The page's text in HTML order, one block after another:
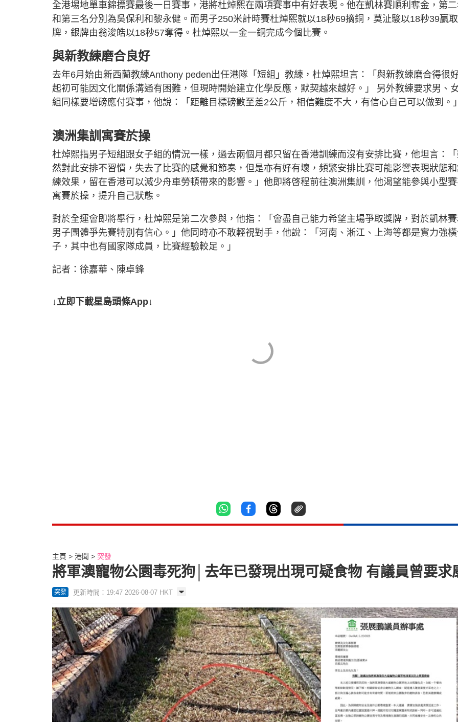
全港埸地單車錦摽賽最後一日賽事，港將杜焯熙在兩項賽事中有好表現。他在凱林賽順利奪金，第
和第三名分別為吳保利和黎永健。而男子250米計時賽杜焯熙就以18秒69摘銅，莫沚駿以18秒39贏
牌，銀牌由翁浚皓以18秒57奪得。杜焯熙以一金一銅完成今個比賽。
與新教練磨合良好
去年6月始由新西蘭教練Anthony peden出任港隊「短組」教練，杜焯熙坦言：「與新教練磨合得很
起初可能因文化關係溝通有困難，但現時開始建立化學反應，默契越來越好。」 另外教練要求男、
組同樣要增磅應付賽事，他說：「距離目標磅數至差2公斤，相信難度不大，有信心自己可以做到。
澳洲集訓寓賽於操
杜焯熙指男子短組跟女子組的情況一樣，過去兩個月都只留在香港訓練而沒有安排比賽，他坦言：
然對此安排不習慣，失去了比賽的感覺和節奏，但是亦有好有壞，頻繁安排比賽可能影響表現狀態
練效果，留在香港可以減少舟車勞頓帶來的影響。」他即將啓程前往澳洲集訓，他渴望能參與小型
寓賽於操，提升自己狀態。
對於全運會即將舉行，杜焯熙是第二次參與，他指：「會盡自己能力希望主場爭取獎牌，對於凱林
男子團體爭先賽特別有信心。」他同時亦不敢輕視對手，他說：「河南、淅江、上海等都是實力強
子，其中也有國家隊成員，比賽經驗較足。」
記者：徐嘉華、陳卓鋒
↓立即下載星島頭條App↓
主頁 港聞 突發
將軍澳寵物公園毒死狗│去年已發現出現可疑食物 有議員曾要求
突發 更新時間：19:47 2026-08-07 HKT